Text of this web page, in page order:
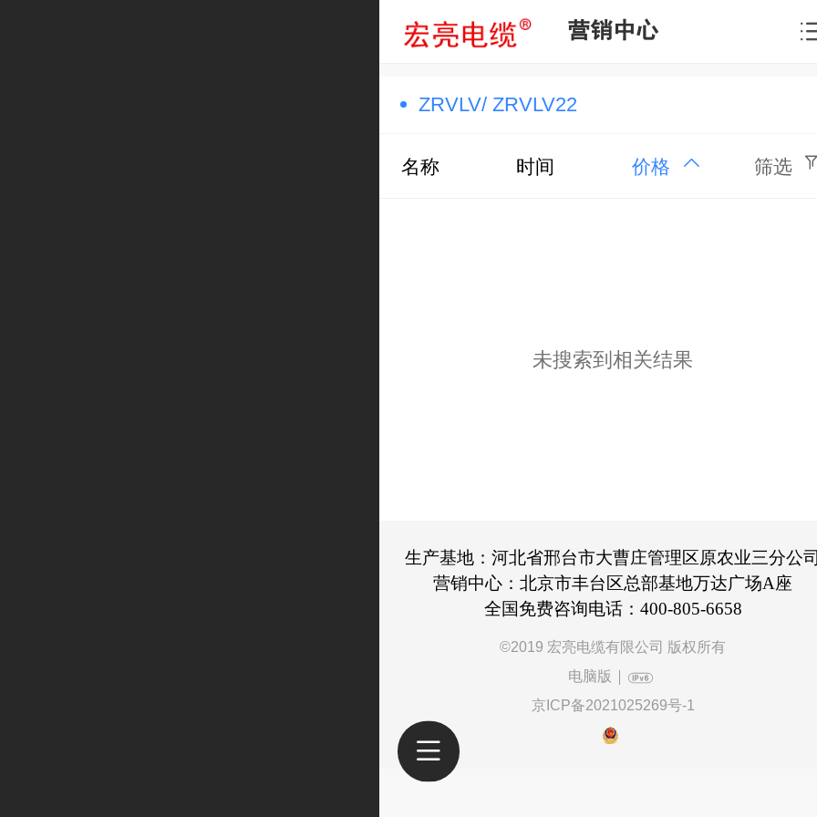
营销中心
ZRVLV/ ZRVLV22
名称 时间 价格 筛选
未搜索到相关结果
生产基地：河北省邢台市大曹庄管理区原农业三分公
营销中心：北京市丰台区总部基地万达广场A座
全国免费咨询电话：400-805-6658
©2019 宏亮电缆有限公司 版权所有
电脑版
京ICP备2021025269号-1